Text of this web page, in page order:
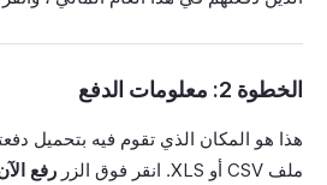
الخطوة 2: معلومات الدفع
هذا هو المكان الذي تقوم فيه بتحميل
ملف CSV أو XLS. انقر فوق الزر
رفع